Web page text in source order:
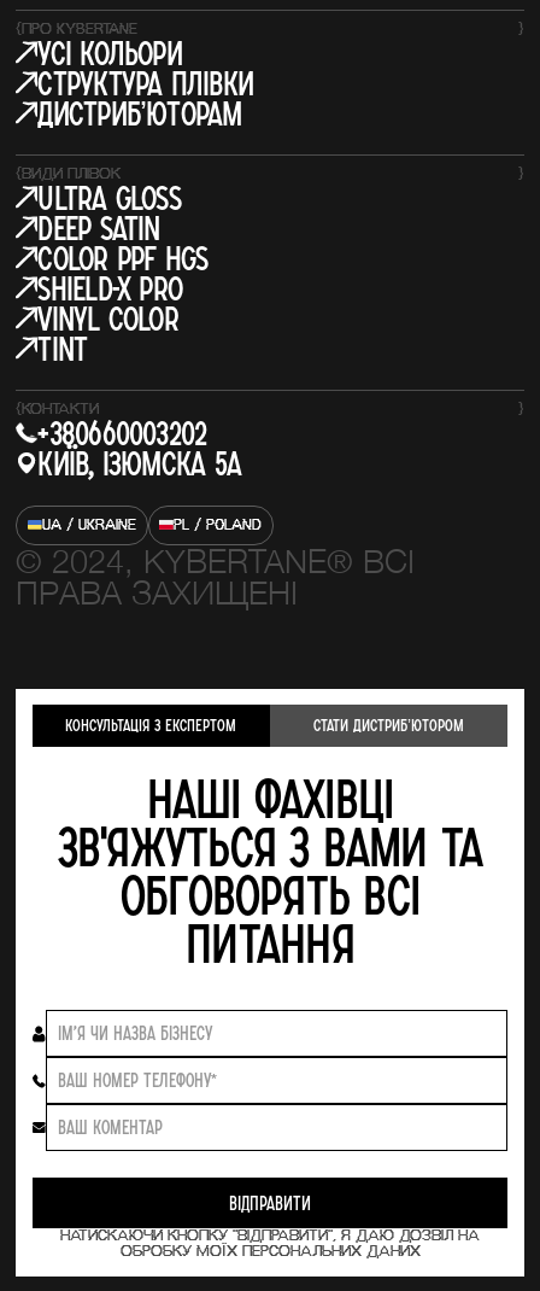
{ ПРО KYBERTANE }
усі кольори
структура плівки
Дистрибʼюторам
{ВИДИ ПЛІВОК }
Ultra Gloss
Deep Satin
COLOR PPF HGS
SHIELD-X PRO
Vinyl Color
Tint
{ КОНТАКТИ }
+380660003202
Київ, Ізюмска 5а
UA / UKRAINE PL / POLAND
© 2024, KYBERTANE® ВСІ
ПРАВА ЗАХИЩЕНІ
Консультація з експертом стати Дистрибʼютором
Наші фахівці
зв'яжуться з Вами та
обговорять всі
питання
НАТИСКАЮЧИ КНОПКУ "ВІДПРАВИТИ", Я ДАЮ ДОЗВІЛ НА
ОБРОБКУ МОЇХ ПЕРСОНАЛЬНИХ ДАНИХ